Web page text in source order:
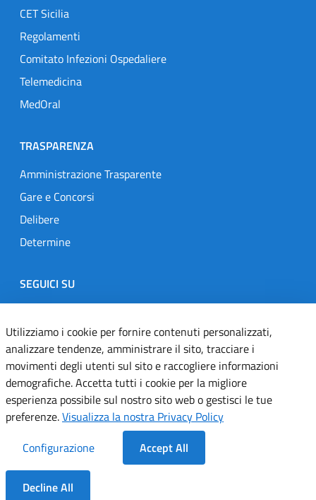
CET Sicilia
Regolamenti
Comitato Infezioni Ospedaliere
Telemedicina
MedOral
TRASPARENZA
Amministrazione Trasparente
Gare e Concorsi
Delibere
Determine
SEGUICI SU
Designers Italia
TwitterInstagramYoutubeLinkedin
Dichiarazione di accessibilità
Informativa cookie
Note legali
Servizi Applicativi
Utilizziamo i cookie per fornire contenuti personalizzati,
analizzare tendenze, amministrare il sito, tracciare i
movimenti degli utenti sul sito e raccogliere informazioni
demografiche. Accetta tutti i cookie per la migliore
esperienza possibile sul nostro sito web o gestisci le tue
preferenze.Visualizza la nostra Privacy Policy
Configurazione
Accept All
Decline All